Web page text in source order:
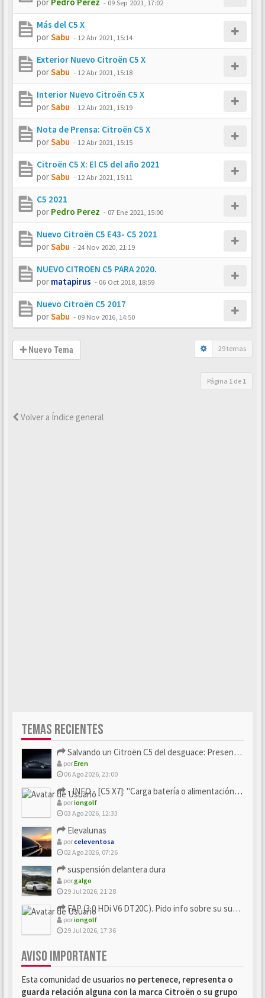
- 09 Sep 2021, 17:02
Más del C5 X
porSabu - 12 Abr 2021, 15:14
Exterior Nuevo Citroën C5 X
porSabu - 12 Abr 2021, 15:18
Interior Nuevo Citroën C5 X
porSabu - 12 Abr 2021, 15:19
Nota de Prensa: Citroën C5 X
porSabu - 12 Abr 2021, 15:15
Citroën C5 X: El C5 del año 2021
porSabu - 12 Abr 2021, 15:11
C5 2021
por Pedro Perez - 07 Ene 2021, 15:00
Nuevo Citroën C5 E43- C5 2021
porSabu - 24 Nov 2020, 21:19
NUEVO CITROEN C5 PARA 2020.
por matapirus - 06 Oct 2018, 18:59
Nuevo Citroën C5 2017
porSabu - 09 Nov 2016, 14:50
Nuevo Tema 29 temas
Página 1 de 1
Volver a Índice general
TEMAS RECIENTES
Salvando un Citroën C5 del desguace: Presentación y seguimiento
porEren
06 Ago 2026, 23:00
- INFO - [C5 X7]: "Carga batería o alimentación eléctri...
poriongolf
03 Ago 2026, 12:33
Elevalunas
porceleventosa
02 Ago 2026, 07:26
suspensión delantera dura
porgalgo
29 Jul 2026, 21:28
FAP (3.0 HDi V6 DT20C). Pido info sobre su sustitución
poriongolf
29 Jul 2026, 17:36
AVISO IMPORTANTE
Esta comunidad de usuarios no pertenece, representa o
guarda relación alguna con la marca Citroën o su grupo